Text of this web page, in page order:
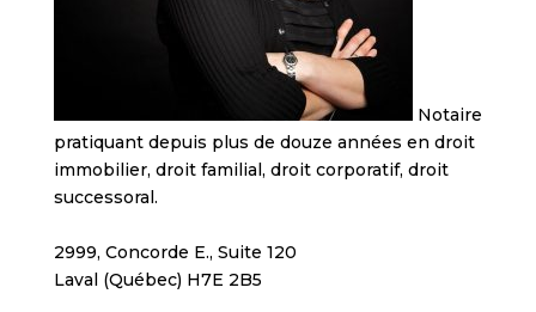
Notaire
pratiquant depuis plus de douze années en droit
immobilier, droit familial, droit corporatif, droit
successoral.
2999, Concorde E., Suite 120
Laval (Québec) H7E 2B5